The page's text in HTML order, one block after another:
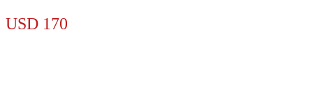
USD 170